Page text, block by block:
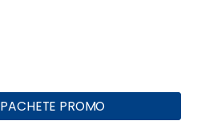
PACHETE PROMO